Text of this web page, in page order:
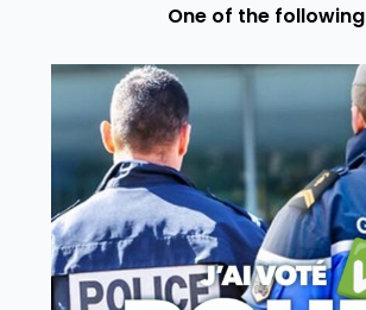
One of the following